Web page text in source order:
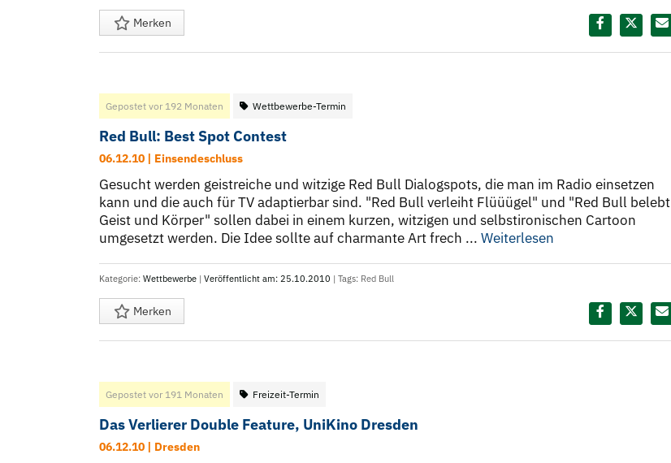
Merken
Gepostet vor 192 Monaten Wettbewerbe-Termin
Red Bull: Best Spot Contest
06.12.10 | Einsendeschluss
Gesucht werden geistreiche und witzige Red Bull Dialogspots, die man im Radio einsetzen
kann und die auch für TV adaptierbar sind. "Red Bull verleiht Flüüügel" und "Red Bull belebt
Geist und Körper" sollen dabei in einem kurzen, witzigen und selbstironischen Cartoon
umgesetzt werden. Die Idee sollte auf charmante Art frech ... Weiterlesen
Kategorie: Wettbewerbe | Veröffentlicht am: 25.10.2010 | Tags: Red Bull
Merken
Gepostet vor 191 Monaten Freizeit-Termin
Das Verlierer Double Feature, UniKino Dresden
06.12.10 | Dresden